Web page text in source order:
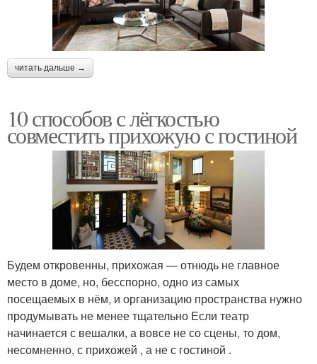
читать дальше →
10 способов с лёгкостью
совместить прихожую с гостиной
Будем откровенны, прихожая — отнюдь не главное
место в доме, но, бесспорно, одно из самых
посещаемых в нём, и организацию пространства нужно
продумывать не менее тщательно Если театр
начинается с вешалки, а вовсе не со сцены, то дом,
несомненно, с прихожей , а не с гостиной .